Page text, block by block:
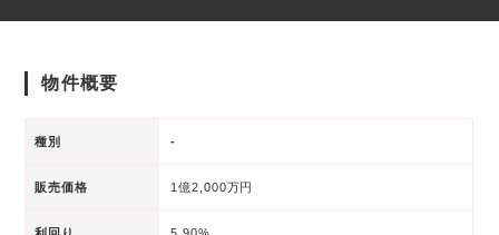
物件概要
種別 -
販売価格 1億2,000万円